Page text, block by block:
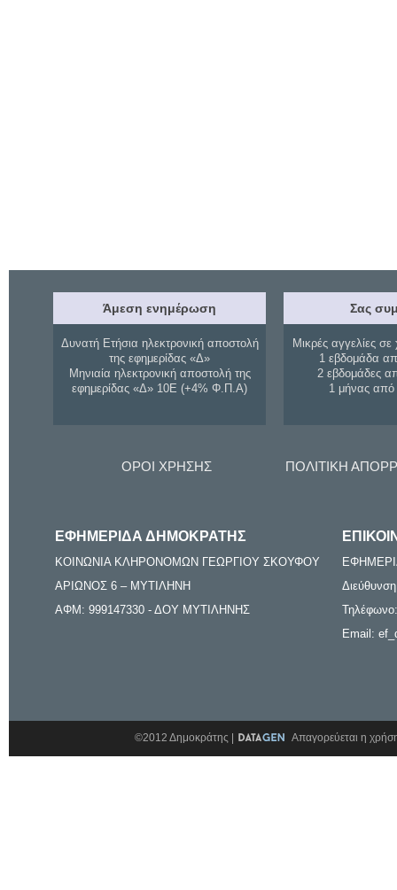
Άμεση ενημέρωση
Δυνατή Ετήσια ηλεκτρονική αποστολή
της εφημερίδας «Δ»
Μηνιαία ηλεκτρονική αποστολή της
εφημερίδας «Δ» 10Ε (+4% Φ.Π.Α)
Σας
Μικρές αγγελίες σε
1 εβδομάδα
2 εβδομάδες
1 μήνας
ΟΡΟΙ ΧΡΗΣΗΣ ΠΟΛΙΤΙΚΗ
ΕΦΗΜΕΡΙΔΑ ΔΗΜΟΚΡΑΤΗΣ
ΚΟΙΝΩΝΙΑ ΚΛΗΡΟΝΟΜΩΝ ΓΕΩΡΓΙΟΥ ΣΚΟΥΦΟΥ
ΑΡΙΩΝΟΣ 6 – ΜΥΤΙΛΗΝΗ
ΑΦΜ: 999147330 - ΔΟΥ ΜΥΤΙΛΗΝΗΣ
Email:
©2012 Δημοκράτης | Απαγορεύεται η